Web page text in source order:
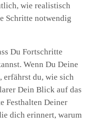
wie realistisch
Schritte notwendig
Du Fortschritte
Wenn Du Deine
du, wie sich
Dein Blick auf das
Festhalten Deiner
dich erinnert, warum